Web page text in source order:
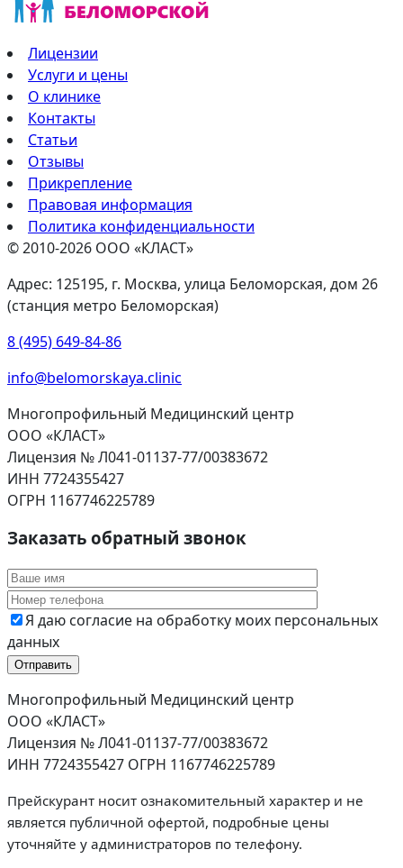
Лицензии
Услуги и цены
О клинике
Контакты
Статьи
Отзывы
Прикрепление
Правовая информация
Политика конфиденциальности
© 2010-2026 ООО «КЛАСТ»
Адрес: 125195, г. Москва, улица Беломорская, дом 26
(станция метро Беломорская)
8 (495) 649-84-86
info@belomorskaya.clinic
Многопрофильный Медицинский центр
ООО «КЛАСТ»
Лицензия № Л041-01137-77/00383672
ИНН 7724355427
ОГРН 1167746225789
Заказать обратный звонок
Я даю согласие на обработку моих персональных
данных
Многопрофильный Медицинский центр
ООО «КЛАСТ»
Лицензия № Л041-01137-77/00383672
ИНН 7724355427 ОГРН 1167746225789
Прейскурант носит ознакомительный характер и не
является публичной офертой, подробные цены
уточняйте у администраторов по телефону.